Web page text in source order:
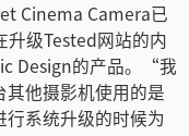
Cinema Camera已
级Tested网站的内
Design的产品。“我
他摄影机使用的是
系统升级的时候为